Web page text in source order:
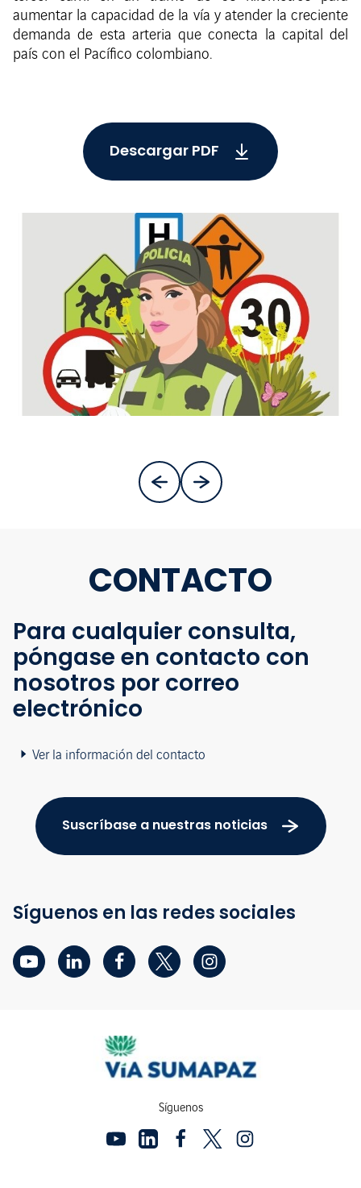
aumentar la capacidad de la vía y atender la creciente
demanda de esta arteria que conecta la capital del
país con el Pacífico colombiano.
Descargar PDF
CONTACTO
Para cualquier consulta,
póngase en contacto con
nosotros por correo
electrónico
Ver la información del contacto
Suscríbase a nuestras noticias
Síguenos en las redes sociales
Síguenos